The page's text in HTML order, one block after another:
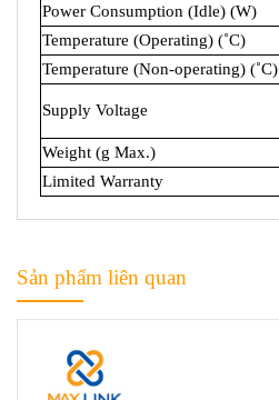
Power Consumption (Idle) (W)
Temperature (Operating) (˚C)
Temperature (Non-operating) (˚C)
Supply Voltage
Weight (g Max.)
Limited Warranty
Sản phẩm liên quan